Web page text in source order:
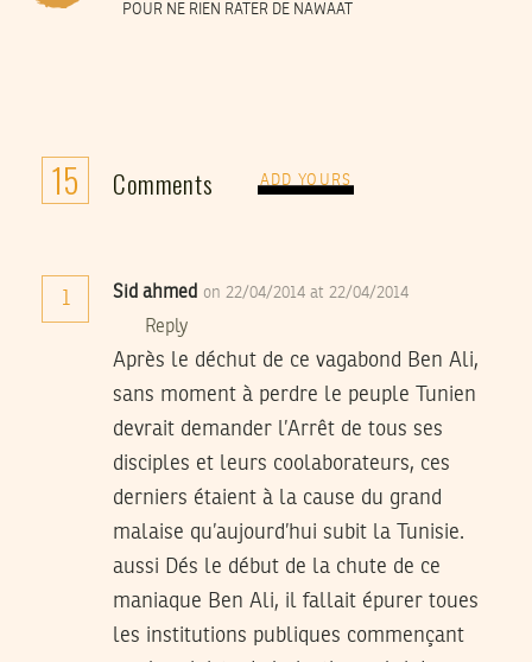
POUR NE RIEN RATER DE NAWAAT
15 Comments ADD YOURS
1 Sid ahmed on 22/04/2014 at 22/04/2014
Reply
Après le déchut de ce vagabond Ben Ali,
sans moment à perdre le peuple Tunien
devrait demander l’Arrêt de tous ses
disciples et leurs coolaborateurs, ces
derniers étaient à la cause du grand
malaise qu’aujourd’hui subit la Tunisie.
aussi Dés le début de la chute de ce
maniaque Ben Ali, il fallait épurer toues
les institutions publiques commençant